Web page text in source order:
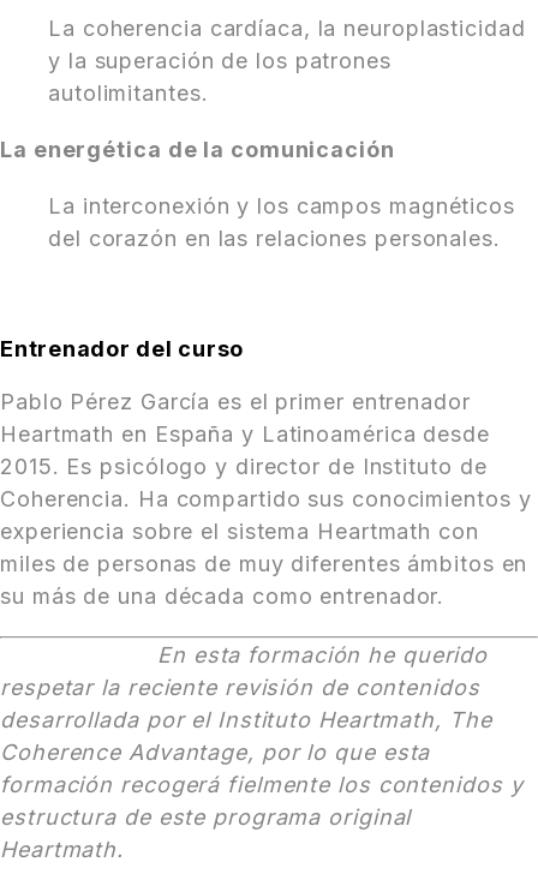
La coherencia cardíaca, la neuroplasticidad
y la superación de los patrones
autolimitantes.
La energética de la comunicación
La interconexión y los campos magnéticos
del corazón en las relaciones personales.
Entrenador del curso
Pablo Pérez García es el primer entrenador
Heartmath en España y Latinoamérica desde
2015. Es psicólogo y director de Instituto de
Coherencia. Ha compartido sus conocimientos y
experiencia sobre el sistema Heartmath con
miles de personas de muy diferentes ámbitos en
su más de una década como entrenador.
En esta formación he querido
respetar la reciente revisión de contenidos
desarrollada por el Instituto Heartmath, The
Coherence Advantage, por lo que esta
formación recogerá fielmente los contenidos y
estructura de este programa original
Heartmath.